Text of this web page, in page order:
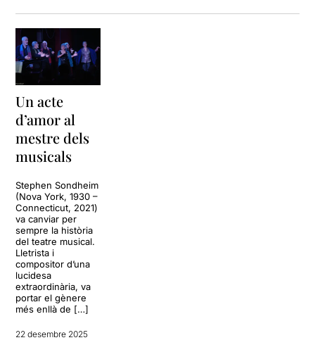
Un acte
d’amor al
mestre dels
musicals
Stephen Sondheim
(Nova York, 1930 –
Connecticut, 2021)
va canviar per
sempre la història
del teatre musical.
Lletrista i
compositor d’una
lucidesa
extraordinària, va
portar el gènere
més enllà de […]
22 desembre 2025